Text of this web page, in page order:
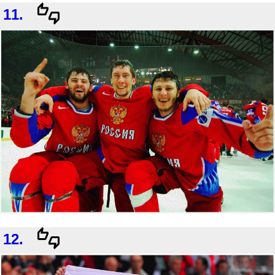
11.
12.